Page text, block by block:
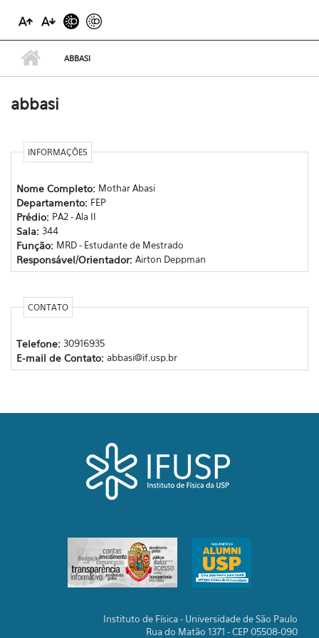
ABBASI
abbasi
INFORMAÇÕES
Nome Completo: Mothar Abasi
Departamento: FEP
Prédio: PA2 - Ala II
Sala: 344
Função: MRD - Estudante de Mestrado
Responsável/Orientador: Airton Deppman
CONTATO
Telefone: 30916935
E-mail de Contato: abbasi@if.usp.br
Instituto de Física - Universidade de São Paulo
Rua do Matão 1371 - CEP 05508-090